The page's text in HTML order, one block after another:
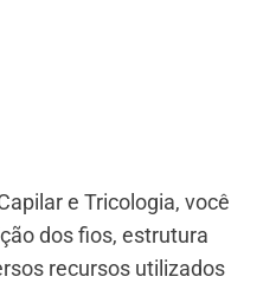
e Tricologia, você
dos fios, estrutura
recursos utilizados